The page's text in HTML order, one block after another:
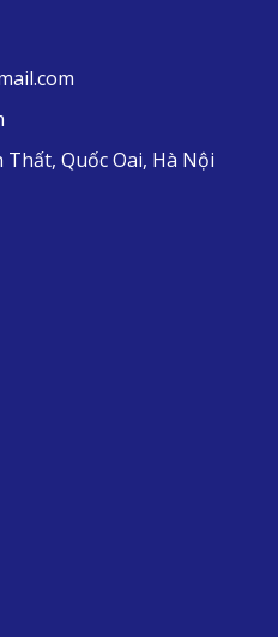
Thất, Quốc Oai, Hà Nội